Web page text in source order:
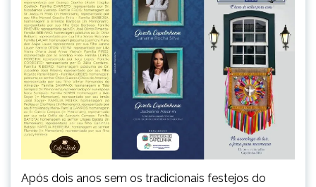
Após dois anos sem os tradicionais festejos do